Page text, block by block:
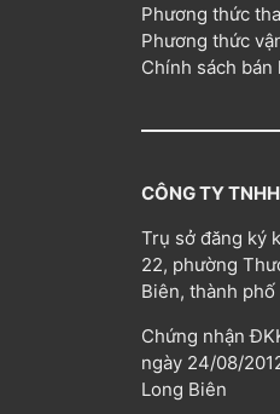
Phương thức
Phương thức
Chính sách bán
CÔNG TY
Trụ sở đăng ký
22, phường
Biên, thành phố
Chứng nhận
ngày 24/08/
Long Biên